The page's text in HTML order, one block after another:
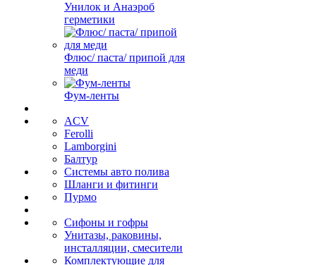
Унилок и Анаэроб
герметики
Флюс/ паста/ припой для
меди
Фум-ленты
ACV
Ferolli
Lamborgini
Балтур
Системы авто полива
Шланги и фитинги
Пурмо
Сифоны и гофры
Унитазы, раковины,
инсталляции, смесители
Комплектующие для